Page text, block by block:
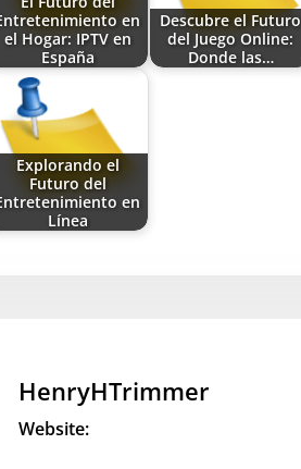
en
el Hogar: IPTV en
España
Descubre el Futuro
del Juego Online:
Donde las…
Explorando el
Futuro del
en
Línea
HenryHTrimmer
Website: